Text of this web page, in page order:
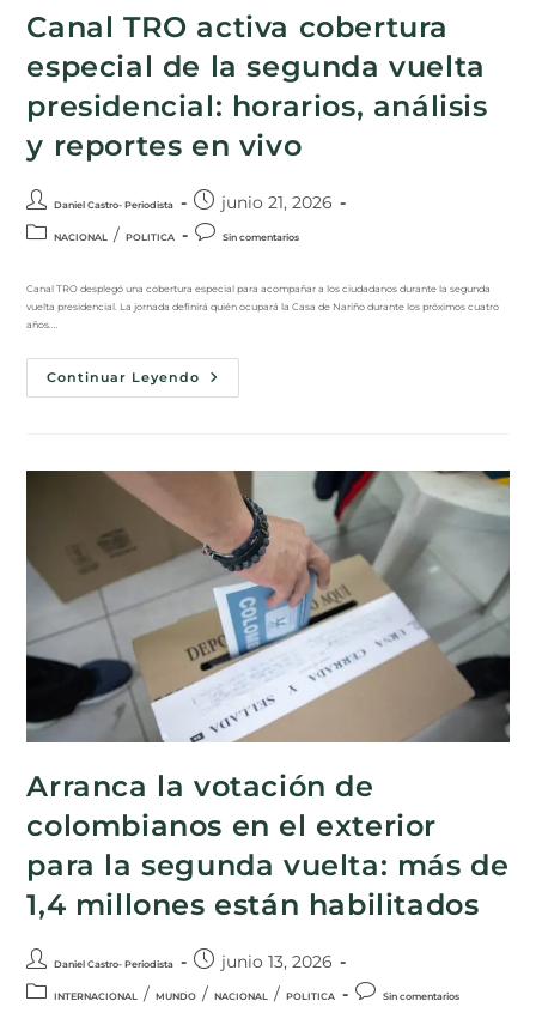
Canal TRO activa cobertura
especial de la segunda vuelta
presidencial: horarios, análisis
y reportes en vivo
Daniel Castro- Periodista junio 21, 2026
NACIONAL / POLITICA Sin comentarios
Canal TRO desplegó una cobertura especial para acompañar a los ciudadanos durante la segunda
vuelta presidencial. La jornada definirá quién ocupará la Casa de Nariño durante los próximos cuatro
años.…
Continuar Leyendo
Arranca la votación de
colombianos en el exterior
para la segunda vuelta: más de
1,4 millones están habilitados
Daniel Castro- Periodista junio 13, 2026
INTERNACIONAL / MUNDO / NACIONAL / POLITICA Sin comentarios